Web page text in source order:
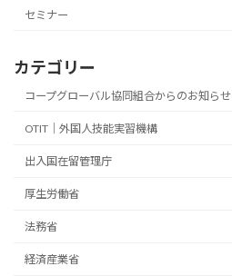
セミナー
カテゴリー
コープグローバル協同組合からのお知らせ
OTIT｜外国人技能実習機構
出入国在留管理庁
厚生労働省
法務省
経済産業省